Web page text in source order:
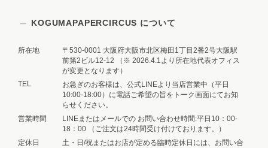
KOGUMAPAPERCIRCUS について
所在地
〒530-0001 大阪府大阪市北区梅田1丁目2番2号大阪駅
前第2ビル12-12 （※ 2026.4.1より所在地代表オフィス
が変更となります）
TEL
お急ぎのお客様は、公式LINEより当店営業中（平日
10:00-18:00）に電話ご希望の旨をトーク画面にてお知
らせください。
営業時間
LINEまたはメールでの お問い合わせ時間:平日10：00-
18：00 （ご注文は24時間受け付けております。）
定休日
土・日/祝またはお店が定める臨時定休日には、お問い合